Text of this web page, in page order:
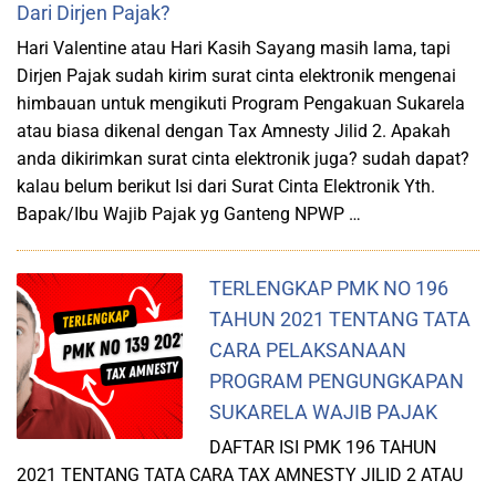
Dari Dirjen Pajak?
Hari Valentine atau Hari Kasih Sayang masih lama, tapi
Dirjen Pajak sudah kirim surat cinta elektronik mengenai
himbauan untuk mengikuti Program Pengakuan Sukarela
atau biasa dikenal dengan Tax Amnesty Jilid 2. Apakah
anda dikirimkan surat cinta elektronik juga? sudah dapat?
kalau belum berikut Isi dari Surat Cinta Elektronik Yth.
Bapak/Ibu Wajib Pajak yg Ganteng NPWP …
TERLENGKAP PMK NO 196
TAHUN 2021 TENTANG TATA
CARA PELAKSANAAN
PROGRAM PENGUNGKAPAN
SUKARELA WAJIB PAJAK
DAFTAR ISI PMK 196 TAHUN
2021 TENTANG TATA CARA TAX AMNESTY JILID 2 ATAU